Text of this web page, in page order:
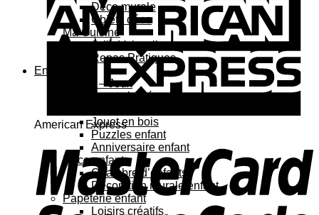
American Express
Déco murale
Objets déco
Ma Cuisine
Jolie Vaisselle
Repas Pratiques
Enfant
Jouets – Jeux
Jouets bébé
Jouet en bois
Puzzles enfant
Anniversaire enfant
Déco enfant
Chambre d’enfants
Décoration murale enfant
Papeterie enfant
Loisirs créatifs